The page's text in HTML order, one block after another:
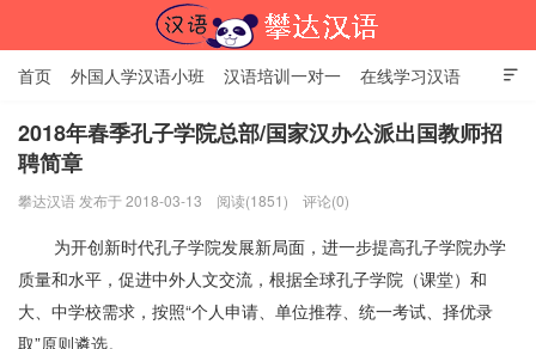
北京攀达汉语培训学校

首页 外国人学汉语小班 汉语培训一对一 在线学习汉语
中国文化体验课 HSK考试时间 对外汉语老师 资讯中心
关于我们
2018年春季孔子学院总部/国家汉办公派出国教师招
聘简章
攀达汉语 发布于 2018-03-13 阅读(1851) 评论(0)
为开创新时代孔子学院发展新局面，进一步提高孔子学院办学
质量和水平，促进中外人文交流，根据全球孔子学院（课堂）和
大、中学校需求，按照“个人申请、单位推荐、统一考试、择优录
取”原则遴选。